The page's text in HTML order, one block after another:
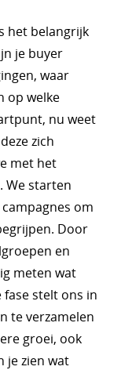
het belangrijk
je buyer
waar
op welke
nu weet
zich
met het
We starten
om
Door
en
meten wat
fase stelt ons in
te verzamelen
groei, ook
je zien wat